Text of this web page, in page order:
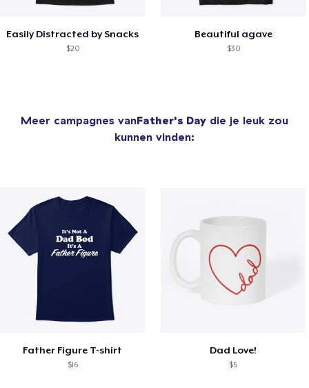
Easily Distracted by Snacks
$20
Beautiful agave
$30
Meer campagnes vanFather's Day die je leuk zou
kunnen vinden:
Father Figure T-shirt
$16
Dad Love!
$5